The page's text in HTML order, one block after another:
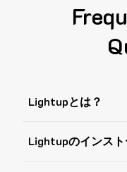
Lightupとは？
Lightupのインスト